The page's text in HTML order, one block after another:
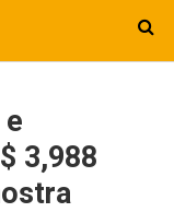
3,988